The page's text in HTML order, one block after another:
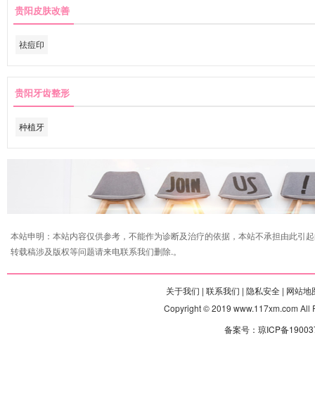
贵阳皮肤改善
祛痘印
贵阳牙齿整形
种植牙
本站申明：本站内容仅供参考，不能作为诊断及治疗的依据，本站不承担由此引
转载稿涉及版权等问题请来电联系我们删除.。
关于我们 | 联系我们 | 隐私安全 | 网站地
Copyright © 2019 www.117xm.com All
备案号：琼ICP备